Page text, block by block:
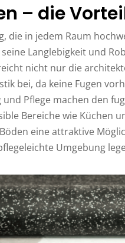
– die
die in jedem Raum
Langlebigkeit und
nicht nur die
bei, da keine Fugen
Pflege machen den
Bereiche wie Küchen
eine attraktive
Umgebung